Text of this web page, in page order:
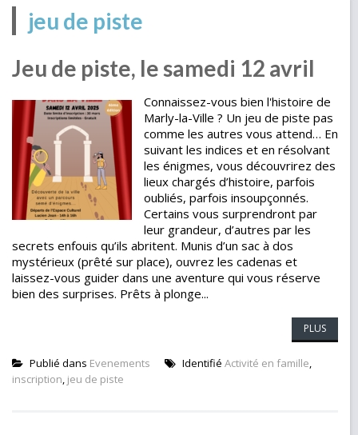
jeu de piste
Jeu de piste, le samedi 12 avril
Connaissez-vous bien l'histoire de
Marly-la-Ville ? Un jeu de piste pas
comme les autres vous attend… En
suivant les indices et en résolvant
les énigmes, vous découvrirez des
lieux chargés d’histoire, parfois
oubliés, parfois insoupçonnés.
Certains vous surprendront par
leur grandeur, d’autres par les
secrets enfouis qu’ils abritent. Munis d’un sac à dos
mystérieux (prêté sur place), ouvrez les cadenas et
laissez-vous guider dans une aventure qui vous réserve
bien des surprises. Prêts à plonge...
PLUS
Publié dans Evenements Identifié Activité en famille,
inscription, jeu de piste